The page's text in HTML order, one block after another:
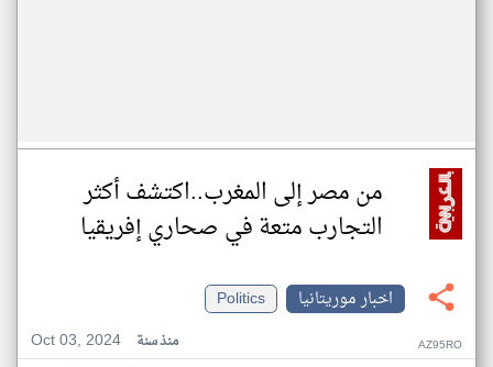
من مصر إلى المغرب..اكتشف أكثر
التجارب متعة في صحاري إفريقيا
اخبار موريتانيا
Politics
Oct 03, 2024
منذ سنة AZ95RO